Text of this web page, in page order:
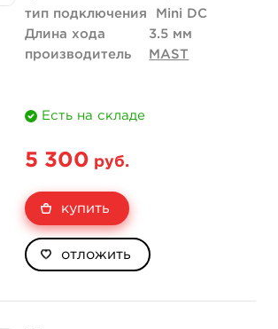
тип подключения
Mini DC
Длина хода
3.5 мм
производитель
MAST
Есть на складе
5 300 руб.
купить
отложить